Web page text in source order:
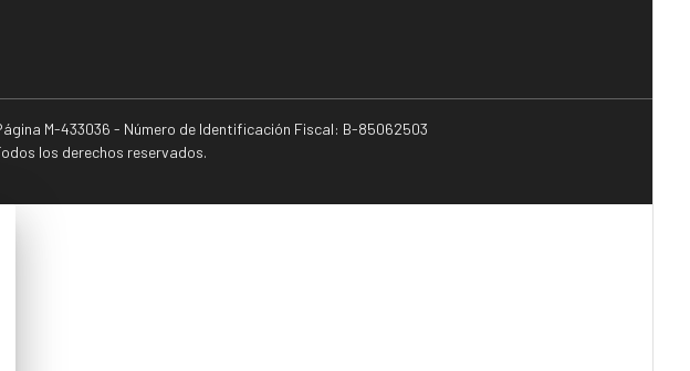
M-433036 - Número de Identificación Fiscal: B-85062503
los derechos reservados.